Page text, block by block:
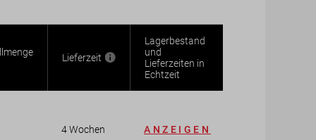
Lieferzeit
Lagerbestand
und
Lieferzeiten in
Echtzeit
4 Wochen ANZEIGEN